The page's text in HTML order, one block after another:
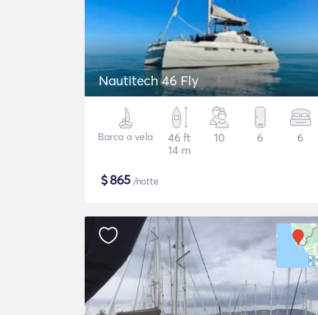
Nautitech 46 Fly
Barca a vela
46 ft
14 m
10 6 6
$865 /notte